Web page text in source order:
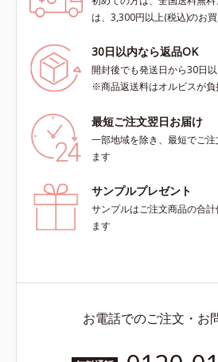
は、3,300円以上(税込)のお
30日以内なら返品OK
開封後でも発送日から30日
※商品返送料はオルビスが負
最短ご注文翌日お届け
一部地域を除き、最短でご
ます
サンプルプレゼント
サンプルはご注文商品の合
ます
お電話でのご注文・お